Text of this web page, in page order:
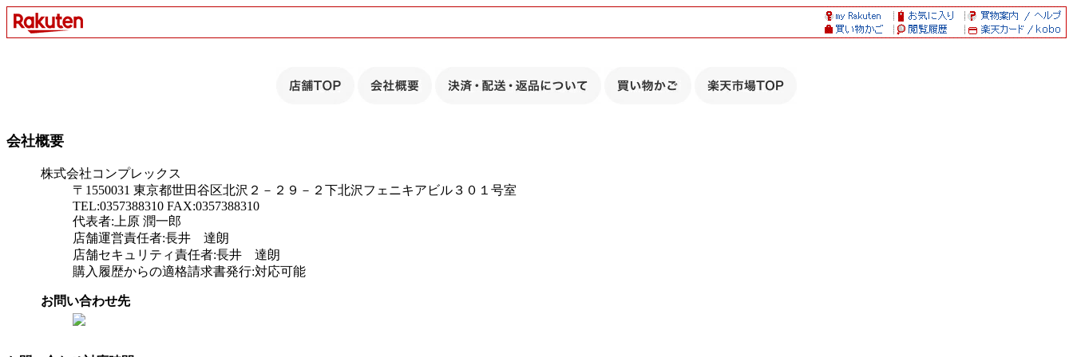
会社概要
株式会社コンプレックス
〒1550031 東京都世田谷区北沢２－２９－２下北沢フェニキアビル３０１号室
TEL:0357388310 FAX:0357388310
代表者:上原 潤一郎
店舗運営責任者:長井 達朗
店舗セキュリティ責任者:長井 達朗
購入履歴からの適格請求書発行:対応可能
お問い合わせ先